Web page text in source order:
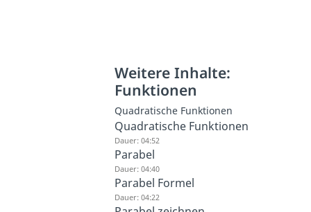
Weitere Inhalte:
Funktionen
Quadratische Funktionen
Quadratische Funktionen
Dauer: 04:52
Parabel
Dauer: 04:40
Parabel Formel
Dauer: 04:22